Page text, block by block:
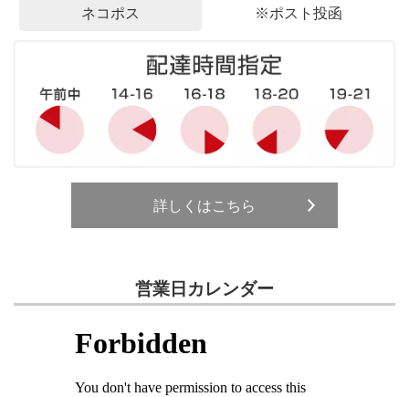
ネコポス ※ポスト投函
詳しくはこちら
営業日カレンダー